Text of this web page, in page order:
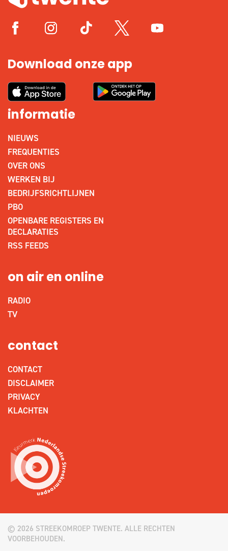
Download onze app
informatie
NIEUWS
FREQUENTIES
OVER ONS
WERKEN BIJ
BEDRIJFSRICHTLIJNEN
PBO
OPENBARE REGISTERS EN
DECLARATIES
RSS FEEDS
on air en online
RADIO
TV
contact
CONTACT
DISCLAIMER
PRIVACY
KLACHTEN
© 2026 STREEKOMROEP TWENTE. ALLE RECHTEN
VOORBEHOUDEN.